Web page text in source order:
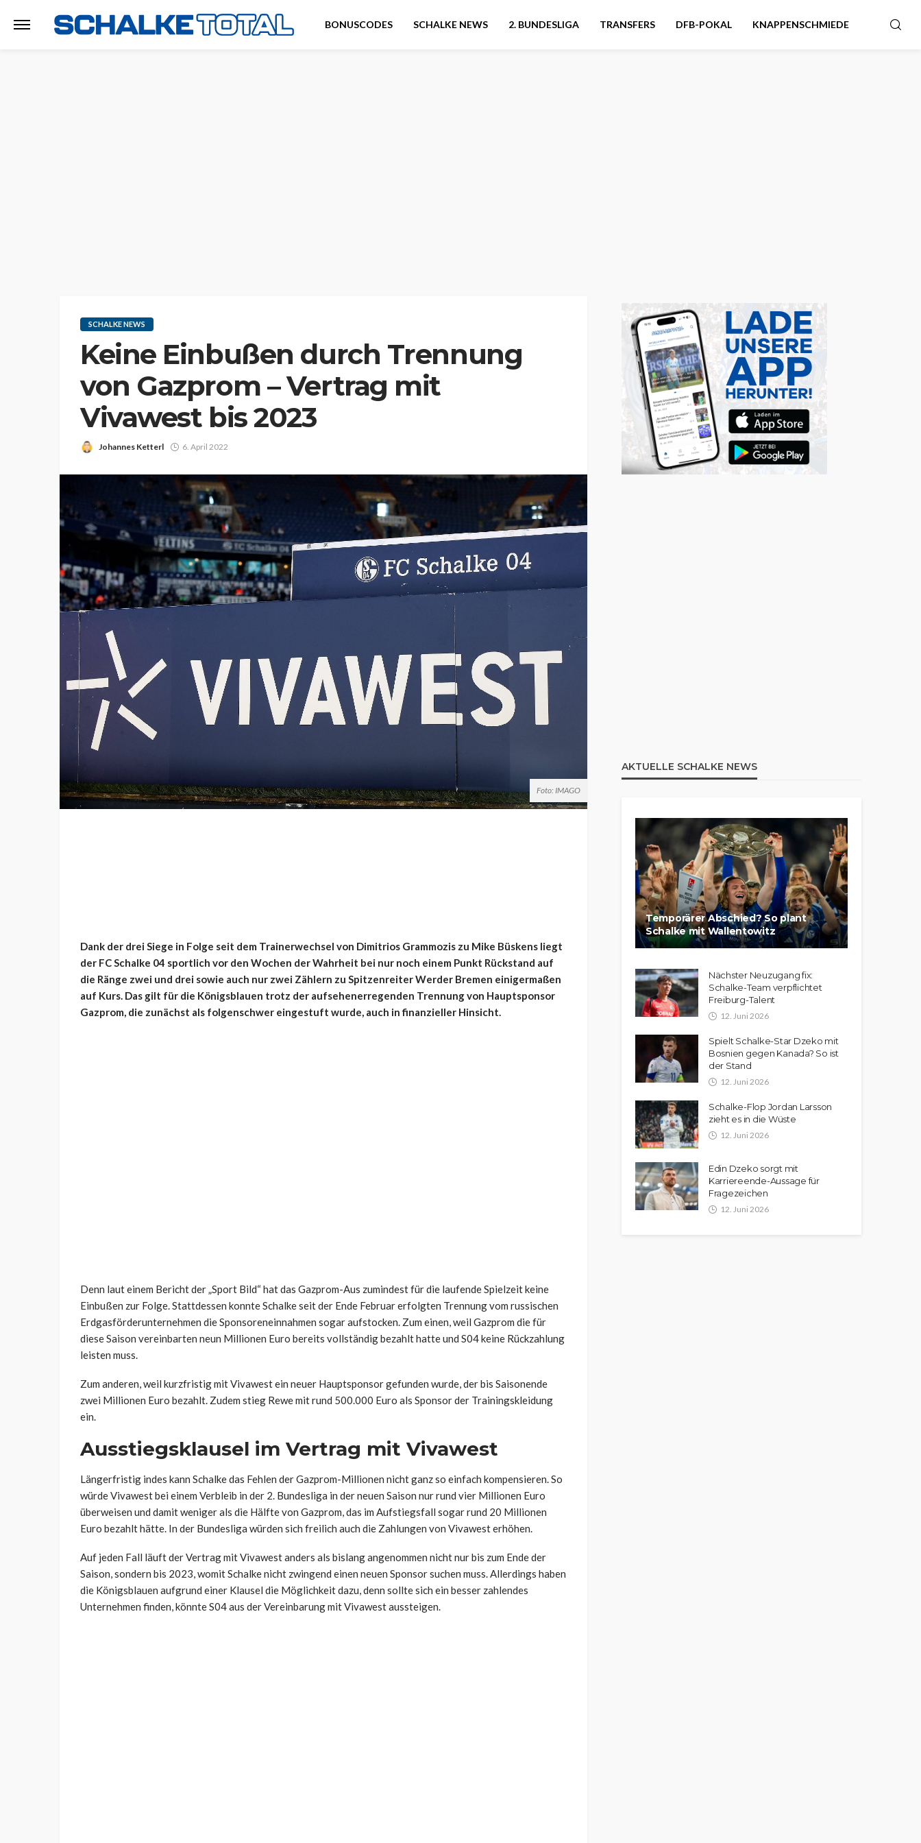
BONUSCODES SCHALKE NEWS 2. BUNDESLIGA TRANSFERS DFB-POKAL KNAPPENSCHMIEDE
SCHALKE NEWS
Keine Einbußen durch Trennung
von Gazprom – Vertrag mit
Vivawest bis 2023
Johannes Ketterl 6. April 2022
Foto: IMAGO
Dank der drei Siege in Folge seit dem Trainerwechsel von Dimitrios Grammozis zu Mike Büskens liegt
der FC Schalke 04 sportlich vor den Wochen der Wahrheit bei nur noch einem Punkt Rückstand auf
die Ränge zwei und drei sowie auch nur zwei Zählern zu Spitzenreiter Werder Bremen einigermaßen
auf Kurs. Das gilt für die Königsblauen trotz der aufsehenerregenden Trennung von Hauptsponsor
Gazprom, die zunächst als folgenschwer eingestuft wurde, auch in finanzieller Hinsicht.
Denn laut einem Bericht der „Sport Bild“ hat das Gazprom-Aus zumindest für die laufende Spielzeit keine
Einbußen zur Folge. Stattdessen konnte Schalke seit der Ende Februar erfolgten Trennung vom russischen
Erdgasförderunternehmen die Sponsoreneinnahmen sogar aufstocken. Zum einen, weil Gazprom die für
diese Saison vereinbarten neun Millionen Euro bereits vollständig bezahlt hatte und S04 keine Rückzahlung
leisten muss.
Zum anderen, weil kurzfristig mit Vivawest ein neuer Hauptsponsor gefunden wurde, der bis Saisonende
zwei Millionen Euro bezahlt. Zudem stieg Rewe mit rund 500.000 Euro als Sponsor der Trainingskleidung
ein.
Ausstiegsklausel im Vertrag mit Vivawest
Längerfristig indes kann Schalke das Fehlen der Gazprom-Millionen nicht ganz so einfach kompensieren. So
würde Vivawest bei einem Verbleib in der 2. Bundesliga in der neuen Saison nur rund vier Millionen Euro
überweisen und damit weniger als die Hälfte von Gazprom, das im Aufstiegsfall sogar rund 20 Millionen
Euro bezahlt hätte. In der Bundesliga würden sich freilich auch die Zahlungen von Vivawest erhöhen.
Auf jeden Fall läuft der Vertrag mit Vivawest anders als bislang angenommen nicht nur bis zum Ende der
Saison, sondern bis 2023, womit Schalke nicht zwingend einen neuen Sponsor suchen muss. Allerdings haben
die Königsblauen aufgrund einer Klausel die Möglichkeit dazu, denn sollte sich ein besser zahlendes
Unternehmen finden, könnte S04 aus der Vereinbarung mit Vivawest aussteigen.
AKTUELLE SCHALKE NEWS
Temporärer Abschied? So plant
Schalke mit Wallentowitz
Nächster Neuzugang fix:
Schalke-Team verpflichtet
Freiburg-Talent
12. Juni 2026
Spielt Schalke-Star Dzeko mit
Bosnien gegen Kanada? So ist
der Stand
12. Juni 2026
Schalke-Flop Jordan Larsson
zieht es in die Wüste
12. Juni 2026
Edin Dzeko sorgt mit
Karriereende-Aussage für
Fragezeichen
12. Juni 2026